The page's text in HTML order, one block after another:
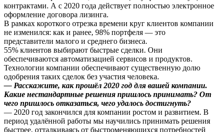
контрактами. А с 2020 года действует полностью электронное
оформление договора лизинга.
В рамках короткого отрезка времени круг клиентов компании
не изменился: как и ранее, 98% портфеля — это
представители малого и среднего бизнеса.
55% клиентов выбирают быстрые сделки. Они
обеспечиваются автоматизацией сервисов и продуктов.
Технологии компании обеспечивают существенную долю
одобрения таких сделок без участия человека.
— Расскажите, как прошёл 2020 год для вашей компании.
Какие нестандартные решения пришлось принимать? От
чего пришлось отказаться, чего удалось достигнуть?
— 2020 год закончился для компании ростом и развитием. В
период удалённой работы мы научились принимать решения
быстрее, отталкиваясь от быстроменяющихся потребностей